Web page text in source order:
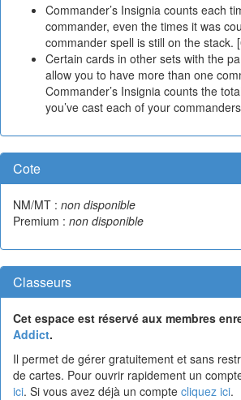
Commander’s Insignia counts each
commander, even the times it was
commander spell is still on the stack.
Certain cards in other sets with the
allow you to have more than one
Commander’s Insignia counts the
you’ve cast each of your
Cote
NM/MT : non disponible
Premium : non disponible
Classeurs
Cet espace est réservé aux membres
Addict.
Il permet de gérer gratuitement et sans
de cartes. Pour ouvrir rapidement un
ici. Si vous avez déjà un compte cliquez ici.